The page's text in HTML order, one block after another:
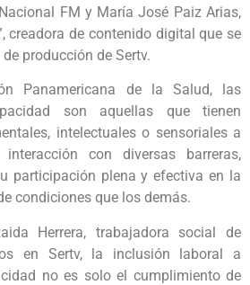
FM y María José Paiz Arias,
creadora de contenido digital que se
producción de Sertv.
Panamericana de la Salud, las
son aquellas que tienen
intelectuales o sensoriales a
con diversas barreras,
participación plena y efectiva en la
condiciones que los demás.
Herrera, trabajadora social de
en Sertv, la inclusión laboral a
no es solo el cumplimiento de